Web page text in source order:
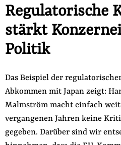
Regulatorische
stärkt
Politik
Das Beispiel der
Abkommen mit Japan zeigt:
Malmström macht einfach
vergangenen Jahren keine
gegeben. Darüber sind wir